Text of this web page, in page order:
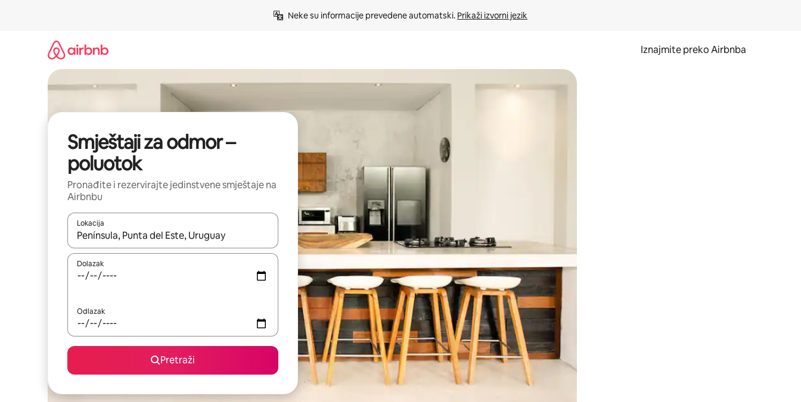
Neke su informacije prevedene automatski. Prikaži izvorni jezik
Iznajmite preko Airbnba
Smještaji za odmor –
poluotok
Pronađite i rezervirajte jedinstvene smještaje na
Airbnbu
Lokacija
Kada budu dostupni rezultati, moći ćete ih pregledati koristeći se strelicama prema gore i prema dolje, kao i dodirom ili prelaskom prstom po zaslonu.
Dolazak
Odlazak
Pretraži